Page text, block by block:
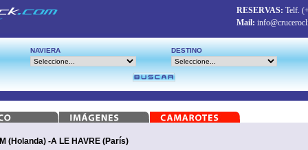
RESERVAS: Telf.
Mail:
NAVIERA DESTINO
(Holanda) -A LE HAVRE (París)